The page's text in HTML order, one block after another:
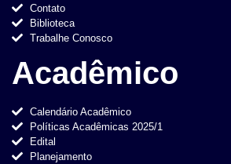
Contato
Biblioteca
Trabalhe Conosco
Acadêmico
Calendário Acadêmico
Políticas Acadêmicas 2025/1
Edital
Planejamento